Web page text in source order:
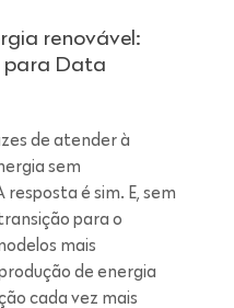
renovável:
para Data
de atender à
sem
é sim. E, sem
para o
mais
de energia
cada vez mais